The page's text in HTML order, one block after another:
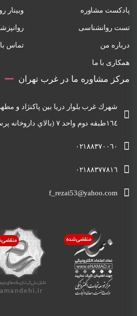
پادکست مشاوره وبینار
تست روانشناسی
درباره من تماس با
همکاری با ما
مرکز مشاوره ما در غرب تهران
شهرك غرب بلوار دريا بين پاكنژاد و
١٦٤طبقه دوم واحد ٧ (بالاي داروخانه پرسيان)
٠٢١٨٨٣٧٠٠٦٠
٠٢١٨٨٣٧٧٨١٦
f_rezai53@yahoo.com